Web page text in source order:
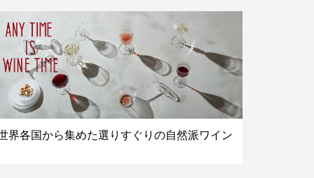
界各国から集めた選りすぐりの自然派ワイン